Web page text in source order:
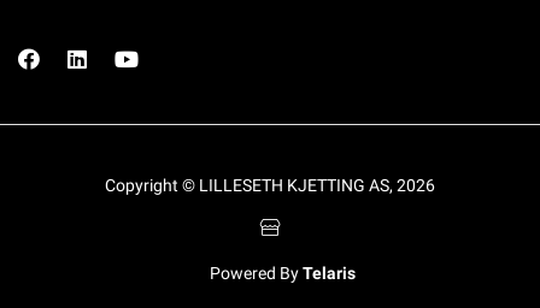
Copyright © LILLESETH KJETTING AS, 2026
Powered ByTelaris